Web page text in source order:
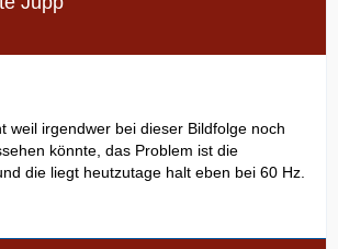
weil irgendwer bei dieser Bildfolge noch
könnte, das Problem ist die
die liegt heutzutage halt eben bei 60 Hz.